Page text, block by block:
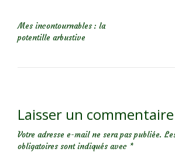
Mes incontournables : la
potentille arbustive
Laisser un commentaire
Votre adresse e-mail ne sera pas publiée.
obligatoires sont indiqués avec *